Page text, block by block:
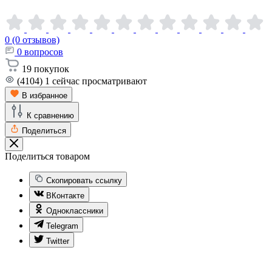
0 (0 отзывов)
0 вопросов
19 покупок
(4104) 1 сейчас просматривают
В избранное
К сравнению
Поделиться
Поделиться товаром
Скопировать ссылку
ВКонтакте
Одноклассники
Telegram
Twitter